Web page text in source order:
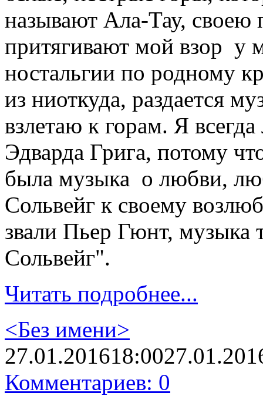
называют Ала-Тау, своею
притягивают мой взор у
ностальгии по родному
из ниоткуда, раздается
взлетаю к горам. Я
Эдварда Грига, потому
была музыка о любви,
Сольвейг к своему
звали Пьер Гюнт, музыка
Сольвейг".
Читать подробнее...
<Без имени>
27.01.201618:00
Комментариев: 0